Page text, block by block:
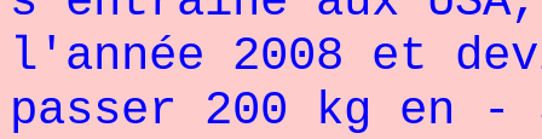
l'année 2008 et
passer 200 kg en